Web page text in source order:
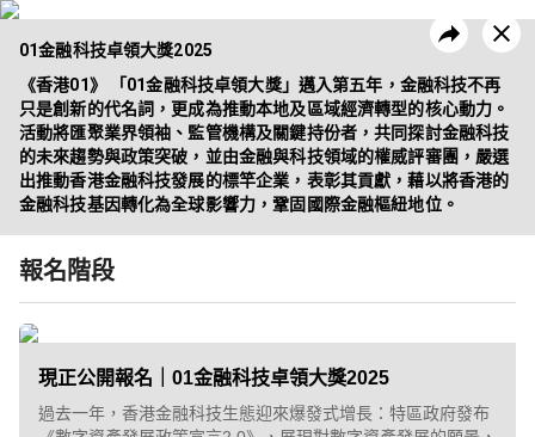
昔日活動 企業方案
01金融科技卓領大獎2025
《香港01》 「01金融科技卓領大獎」邁入第五年，金融科技不再
只是創新的代名詞，更成為推動本地及區域經濟轉型的核心動力。
活動將匯聚業界領袖、監管機構及關鍵持份者，共同探討金融科技
的未來趨勢與政策突破，並由金融與科技領域的權威評審團，嚴選
出推動香港金融科技發展的標竿企業，表彰其貢獻，藉以將香港的
金融科技基因轉化為全球影響力，鞏固國際金融樞紐地位。
報名階段
現正公開報名｜01金融科技卓領大獎2025
過去一年，香港金融科技生態迎來爆發式增長：特區政府發布